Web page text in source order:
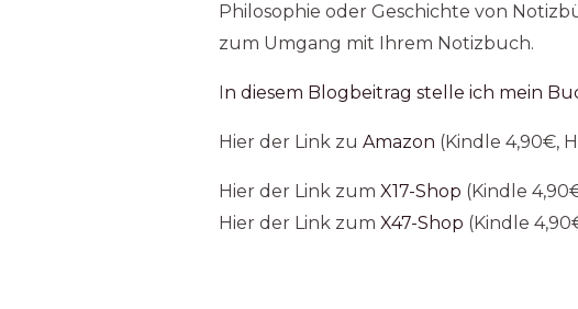
Philosophie oder Geschichte von
zum Umgang mit Ihrem Notizbuch.
n diesem Blogbeitrag stelle ich mein
Hier der Link zu Amazon (Kindle 4,90€,
Hier der Link zum X17-Shop (Kindle
Hier der Link zum X47-Shop (Kindle